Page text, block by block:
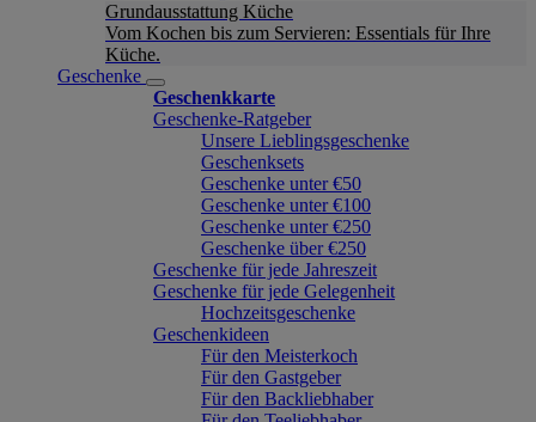
Grundausstattung Küche
Vom Kochen bis zum Servieren: Essentials für Ihre
Küche.
Geschenke
Geschenkkarte
Geschenke-Ratgeber
Unsere Lieblingsgeschenke
Geschenksets
Geschenke unter €50
Geschenke unter €100
Geschenke unter €250
Geschenke über €250
Geschenke für jede Jahreszeit
Geschenke für jede Gelegenheit
Hochzeitsgeschenke
Geschenkideen
Für den Meisterkoch
Für den Gastgeber
Für den Backliebhaber